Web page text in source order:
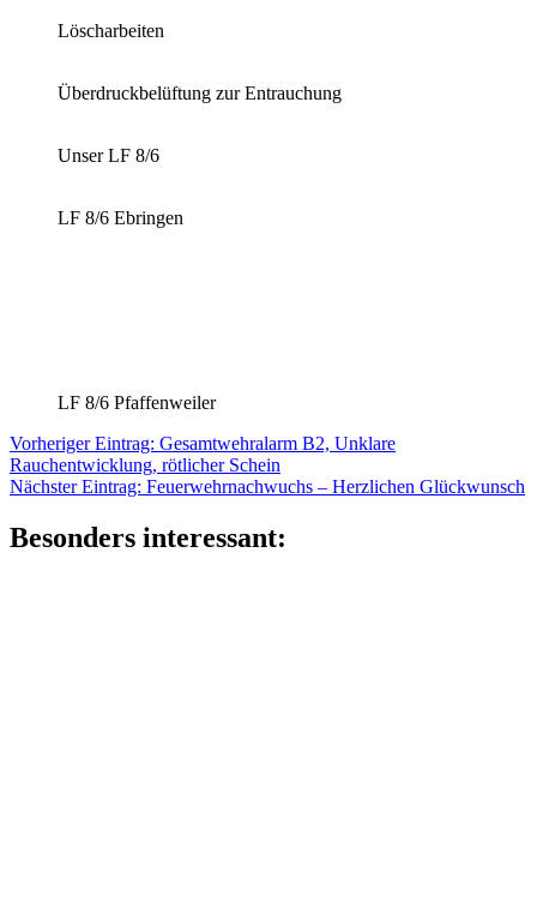
Löscharbeiten
Überdruckbelüftung zur Entrauchung
Unser LF 8/6
LF 8/6 Ebringen
LF 8/6 Pfaffenweiler
Beitragsnavigation
Vorheriger Eintrag: Vorheriger
Eintrag:
Gesamtwehralarm B2, Unklare
Rauchentwicklung, rötlicher Schein
Nächster Eintrag: Nächster
Feuerwehrnachwuchs – Herzlichen Glückwunsch
Besonders interessant: